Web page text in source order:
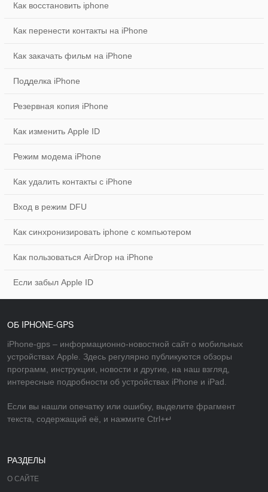
Как восстановить iphone
Как перенести контакты на iPhone
Как закачать фильм на iPhone
Подделка iPhone
Резервная копия iPhone
Как изменить Apple ID
Режим модема iPhone
Как удалить контакты с iPhone
Вход в режим DFU
Как синхронизировать iphone с компьютером
Как пользоваться AirDrop на iPhone
Если забыл Apple ID
ОБ IPHONE-GPS
iPhone-gps – информационно-новостной сайт о мобильных
устройствах Apple. Здесь регулярно публикуются обзоры
программ, инструкции, новости и другие, на наш взгляд,
интересные подробности об устройствах iPhone и iPad.
Если вы нашли опечатку или ошибку, выделите фрагмент
текста, содержащий её, и нажмите Ctrl+↵
РАЗДЕЛЫ
О САЙТЕ